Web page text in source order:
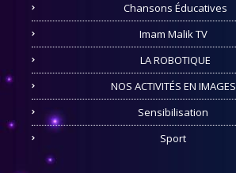
Chansons Éducatives
Imam Malik TV
LA ROBOTIQUE
NOS ACTIVITÉS EN IMAGES
Sensibilisation
Sport